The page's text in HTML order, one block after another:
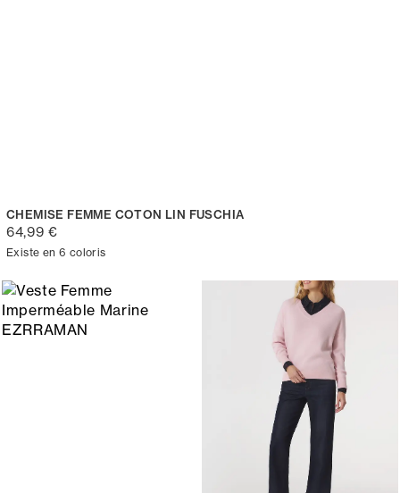
CHEMISE FEMME COTON LIN FUSCHIA
64,99 €
Existe en 6 coloris